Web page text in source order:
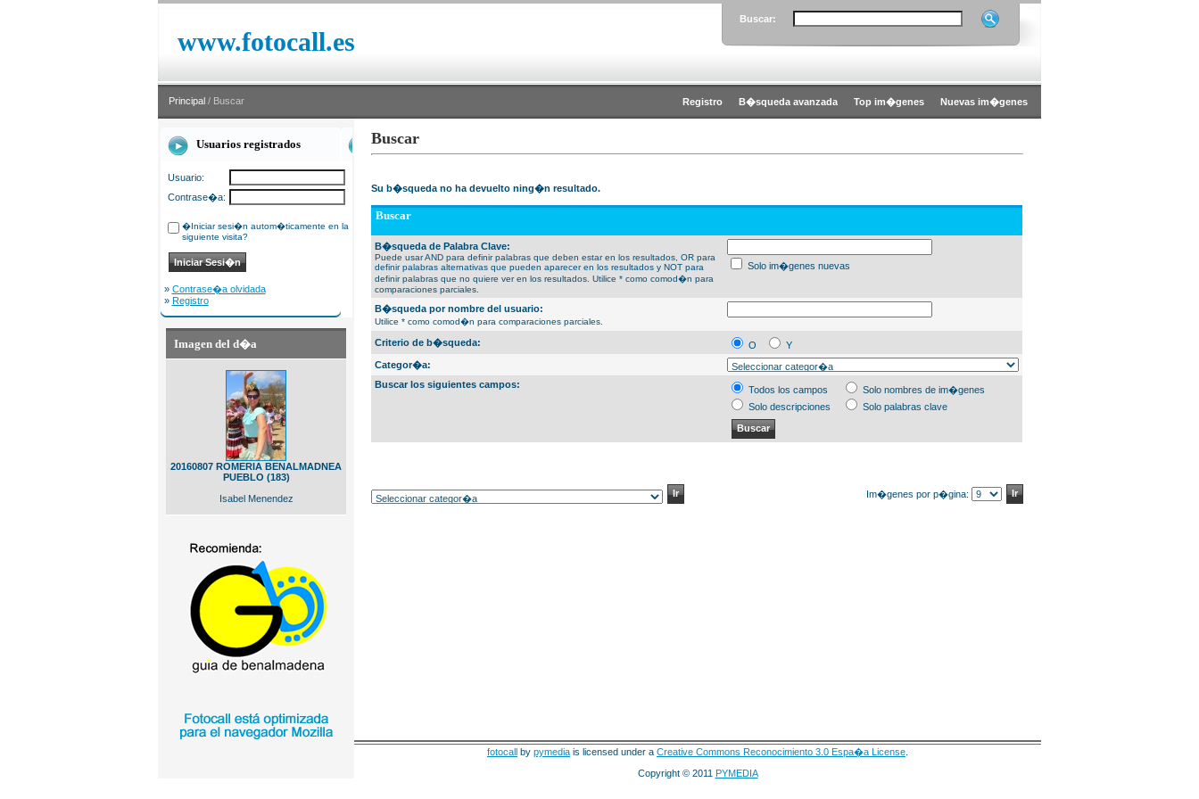
www.fotocall.es
Buscar:
Principal / Buscar Registro B�squeda avanzada Top im�genes Nuevas im�genes
Usuarios registrados
Usuario:
Contrase�a:
�Iniciar sesi�n autom�ticamente en la
siguiente visita?
» Contrase�a olvidada
» Registro
Imagen del d�a
20160807 ROMERIA BENALMADNEA
PUEBLO (183)
Isabel Menendez
Buscar
Su b�squeda no ha devuelto ning�n resultado.
Buscar
B�squeda de Palabra Clave:
Puede usar AND para definir palabras que deben estar en los resultados, OR para
definir palabras alternativas que pueden aparecer en los resultados y NOT para
definir palabras que no quiere ver en los resultados. Utilice * como comod�n para
comparaciones parciales.
Solo im�genes nuevas
B�squeda por nombre del usuario:
Utilice * como comod�n para comparaciones parciales.
Criterio de b�squeda: O
Y
Categor�a:
Buscar los siguientes campos:
Todos los campos
Solo nombres de im�genes
Solo descripciones
Solo palabras clave
Im�genes por p�gina:
fotocall by pymedia is licensed under a Creative Commons Reconocimiento 3.0 Espa�a License
Copyright © 2011 PYMEDIA